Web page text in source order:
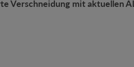
Verschneidung mit aktuellen